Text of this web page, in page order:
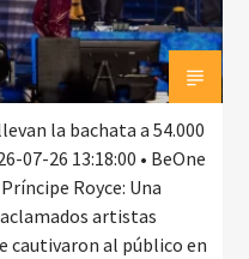
la bachata a 54.000
07-26 13:18:00 • BeOne
Royce: Una
artistas
cautivaron al público en